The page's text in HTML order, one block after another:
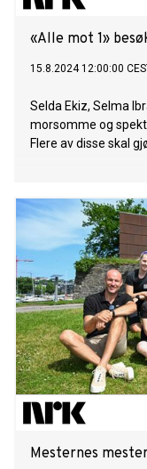
«Alle mot 1»
15.8.2024 12:00:00
Selda Ekiz, Selma
morsomme og
Flere av disse skal
Mesternes